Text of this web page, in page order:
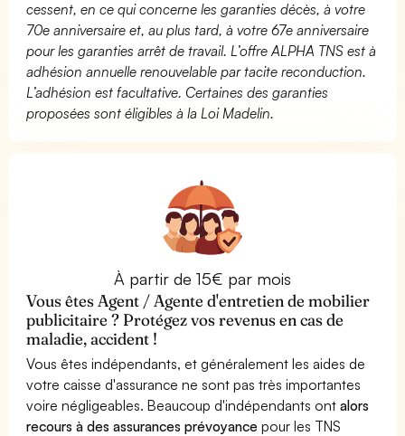
cessent, en ce qui concerne les garanties décès, à votre
70e anniversaire et, au plus tard, à votre 67e anniversaire
pour les garanties arrêt de travail. L’offre ALPHA TNS est à
adhésion annuelle renouvelable par tacite reconduction.
L’adhésion est facultative. Certaines des garanties
proposées sont éligibles à la Loi Madelin.
À partir de 15€ par mois
Vous êtes Agent / Agente d'entretien de mobilier
publicitaire ? Protégez vos revenus en cas de
maladie, accident !
Vous êtes indépendants, et généralement les aides de
votre caisse d'assurance ne sont pas très importantes
voire négligeables. Beaucoup d'indépendants ontalors
recours à des assurances prévoyance pour les TNS